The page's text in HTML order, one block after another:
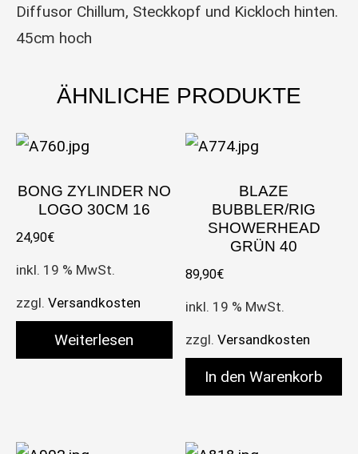
Diffusor Chillum, Steckkopf und Kickloch hinten.
45cm hoch
ÄHNLICHE PRODUKTE
BONG ZYLINDER NO
LOGO 30CM 16
24,90€
inkl. 19 % MwSt.
zzgl. Versandkosten
Weiterlesen
BLAZE
BUBBLER/RIG
SHOWERHEAD
GRÜN 40
89,90€
inkl. 19 % MwSt.
zzgl.Versandkosten
In den Warenkorb